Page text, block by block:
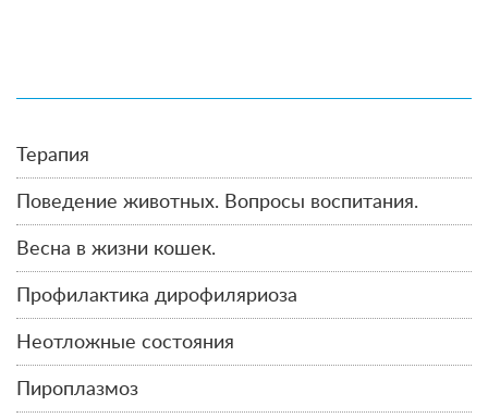
Терапия
Поведение животных. Вопросы воспитания.
Весна в жизни кошек.
Профилактика дирофиляриоза
Неотложные состояния
Пироплазмоз